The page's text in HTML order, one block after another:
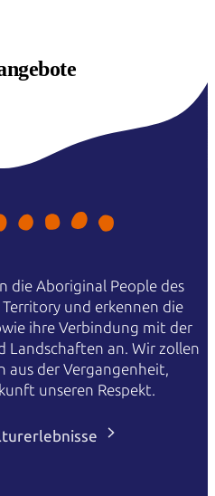
die Aboriginal People des
und erkennen die
ihre Verbindung mit der
Landschaften an. Wir zollen
aus der Vergangenheit,
unseren Respekt.